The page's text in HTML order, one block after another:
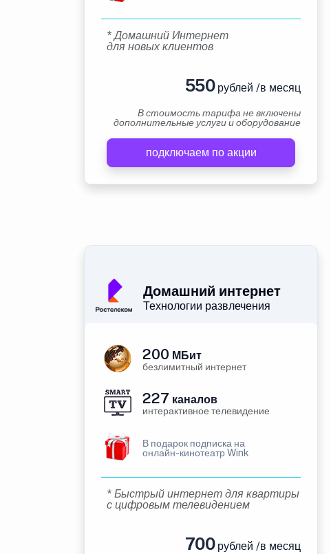
* Домашний Интернет
для новых клиентов
550рублей /в месяц
В стоимость тарифа не включены
дополнительные услуги и оборудование
подключаем по акции
Домашний интернет
Технологии развлечения
200 МБит
безлимитный интернет
227 каналов
интерактивное телевидение
В подарок подписка на
онлайн-кинотеатр Wink
* Быстрый интернет для квартиры
с цифровым телевидением
700рублей /в месяц